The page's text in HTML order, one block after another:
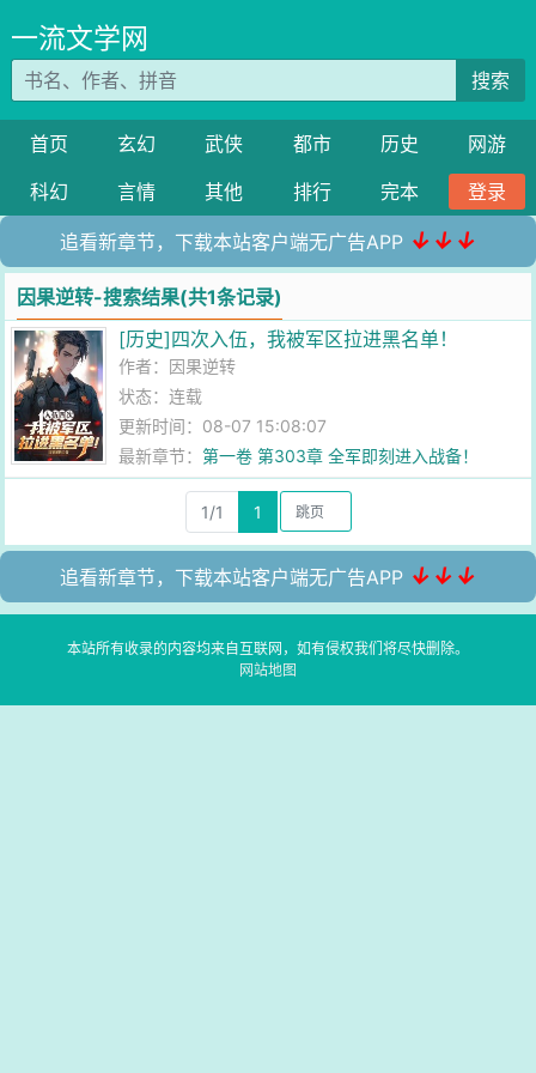
一流文学网
搜索
首页 玄幻 武侠 都市 历史
网游
科幻
言情 其他 排行 完本 登录
追看新章节，下载本站客户端无广告APP ↓↓↓
因果逆转-搜索结果(共1条记录)
[历史]四次入伍，我被军区拉进黑名单！
作者： 因果逆转
状态：连载
更新时间：08-07 15:08:07
最新章节：第一卷 第303章 全军即刻进入战备！
1/1 1
追看新章节，下载本站客户端无广告APP ↓↓↓
本站所有收录的内容均来自互联网，如有侵权我们将尽快删除。
网站地图